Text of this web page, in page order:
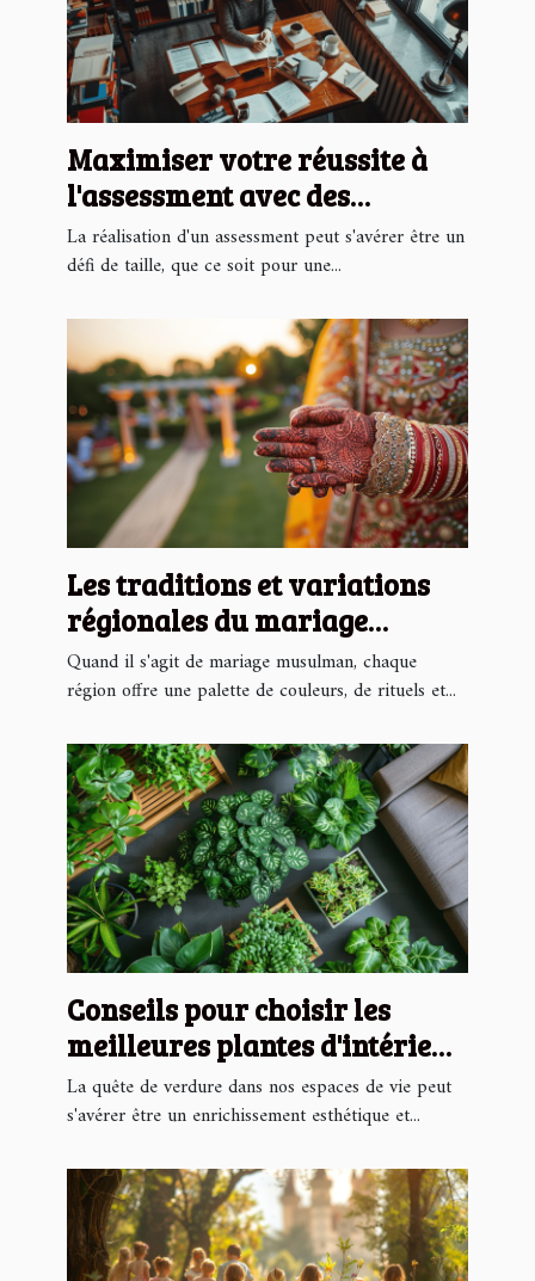
Maximiser votre réussite à
l'assessment avec des
stratégies éprouvées
La réalisation d'un assessment peut s'avérer être un
défi de taille, que ce soit pour une...
Les traditions et variations
régionales du mariage
musulman
Quand il s'agit de mariage musulman, chaque
région offre une palette de couleurs, de rituels et...
Conseils pour choisir les
meilleures plantes d'intérieur
faciles à entretenir
La quête de verdure dans nos espaces de vie peut
s'avérer être un enrichissement esthétique et...